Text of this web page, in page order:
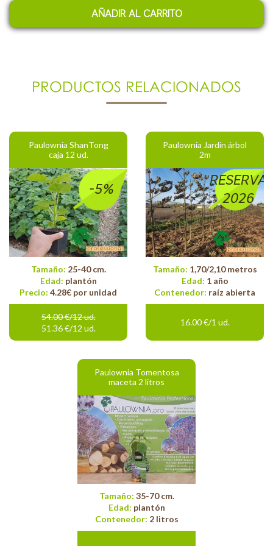
AÑADIR AL CARRITO
PRODUCTOS RELACIONADOS
Paulownia ShanTong
caja 12 ud.
-5%
Tamaño: 25-40 cm.
Edad: plantón
Precio: 4.28€ por unidad
54.00 €/12 ud.
51.36 €/12 ud.
Paulownia Jardin árbol
2m
RESERVA
2026
Tamaño: 1,70/2,10 metros
Edad: 1 año
Contenedor: raíz abierta
16.00 €/1 ud.
Paulownia Tomentosa
maceta 2 litros
Tamaño: 35-70 cm.
Edad: plantón
Contenedor: 2 litros